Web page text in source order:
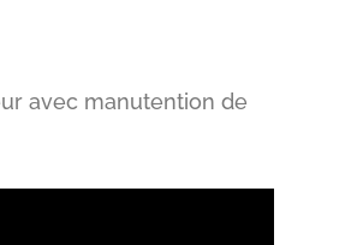
avec manutention de